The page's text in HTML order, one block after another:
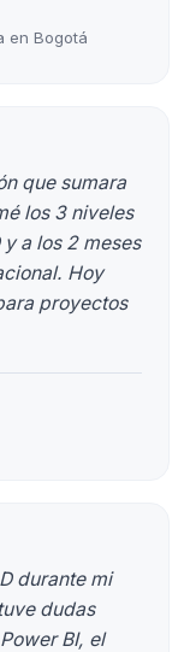
en Bogotá
que sumara
los 3 niveles
a los 2 meses
Hoy
proyectos
durante mi
dudas
BI, el